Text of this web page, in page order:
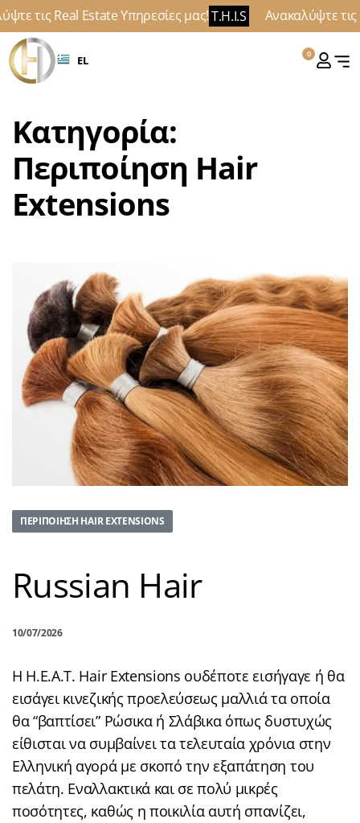
τις Real Estate Υπηρεσίες μας!T.H.I.S Ανακαλύψτε τις
EL 0
Κατηγορία:
Περιποίηση Hair
Extensions
ΠΕΡΙΠΟΊΗΣΗ HAIR EXTENSIONS
Russian Hair
10/07/2026
Η Η.Ε.Α.Τ. Hair Extensions ουδέποτε εισήγαγε ή θα
εισάγει κινεζικής προελεύσεως μαλλιά τα οποία
θα “βαπτίσει” Ρώσικα ή Σλάβικα όπως δυστυχώς
είθισται να συμβαίνει τα τελευταία χρόνια στην
Ελληνική αγορά με σκοπό την εξαπάτηση του
πελάτη. Εναλλακτικά και σε πολύ μικρές
ποσότητες, καθώς η ποικιλία αυτή σπανίζει,